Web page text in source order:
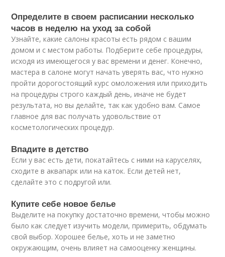
Определите в своем расписании несколько
часов в неделю на уход за собой
Узнайте, какие салоны красоты есть рядом с вашим
домом и с местом работы. Подберите себе процедуры,
исходя из имеющегося у вас времени и денег. Конечно,
мастера в салоне могут начать уверять вас, что нужно
пройти дорогостоящий курс омоложения или приходить
на процедуры строго каждый день, иначе не будет
результата, но вы делайте, так как удобно вам. Самое
главное для вас получать удовольствие от
косметологических процедур.
Впадите в детство
Если у вас есть дети, покатайтесь с ними на каруселях,
сходите в аквапарк или на каток. Если детей нет,
сделайте это с подругой или.
Купите себе новое белье
Выделите на покупку достаточно времени, чтобы можно
было как следует изучить модели, примерить, обдумать
свой выбор. Хорошее белье, хоть и не заметно
окружающим, очень влияет на самооценку женщины.